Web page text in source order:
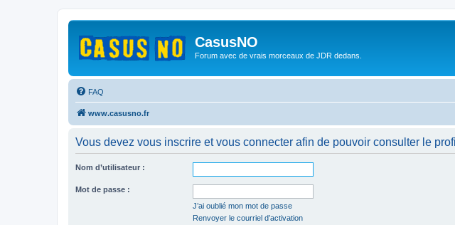
CasusNO
Forum avec de vrais morceaux de JDR dedans.
FAQ
www.casusno.fr
Vous devez vous inscrire et vous connecter afin de pouvoir consulter le
Nom d’utilisateur :
Mot de passe :
J’ai oublié mon mot de passe
Renvoyer le courriel d’activation